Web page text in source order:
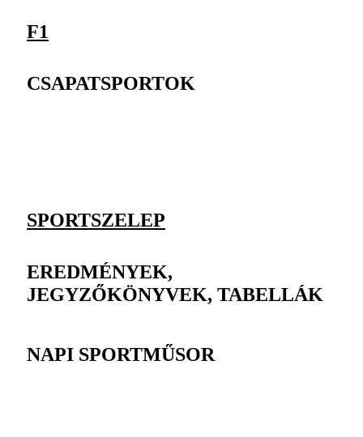
F1
CSAPATSPORTOK
SPORTSZELEP
EREDMÉNYEK,
JEGYZŐKÖNYVEK, TABELLÁK
NAPI SPORTMŰSOR